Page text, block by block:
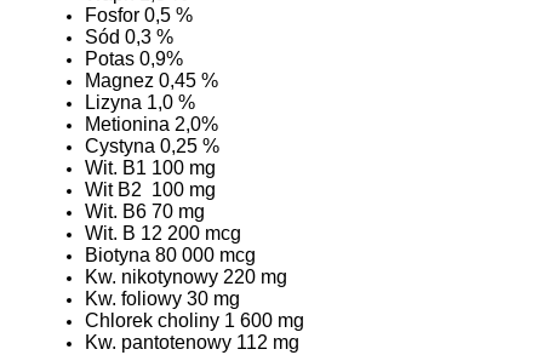
Fosfor 0,5 %
Sód 0,3 %
Potas 0,9%
Magnez 0,45 %
Lizyna 1,0 %
Metionina 2,0%
Cystyna 0,25 %
Wit. B1 100 mg
Wit B2 100 mg
Wit. B6 70 mg
Wit. B 12 200 mcg
Biotyna 80 000 mcg
Kw. nikotynowy 220 mg
Kw. foliowy 30 mg
Chlorek choliny 1 600 mg
Kw. pantotenowy 112 mg